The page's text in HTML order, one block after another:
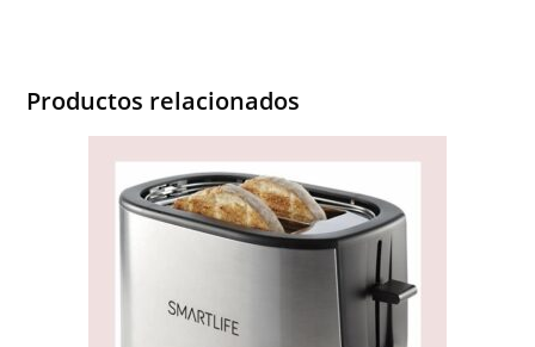
Productos relacionados